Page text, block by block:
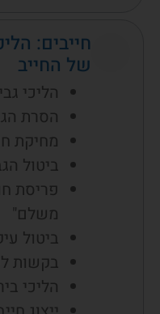
חייבים:
של החייב
הליכי
הסרת
מחיקת
ביטול
פריסת
משלם"
ביטול
בקשות
הליכי